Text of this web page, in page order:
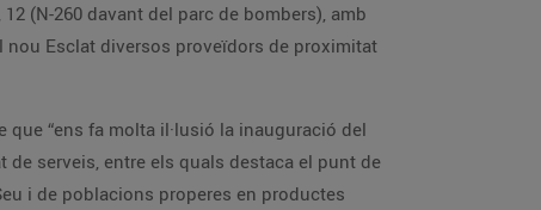
(N-260 davant del parc de bombers), amb
nou Esclat diversos proveïdors de proximitat
que “ens fa molta il·lusió la inauguració del
de serveis, entre els quals destaca el punt de
i de poblacions properes en productes